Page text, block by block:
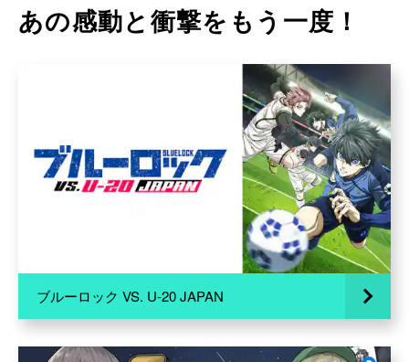
あの感動と衝撃をもう一度！
ブルーロック VS. U-20 JAPAN